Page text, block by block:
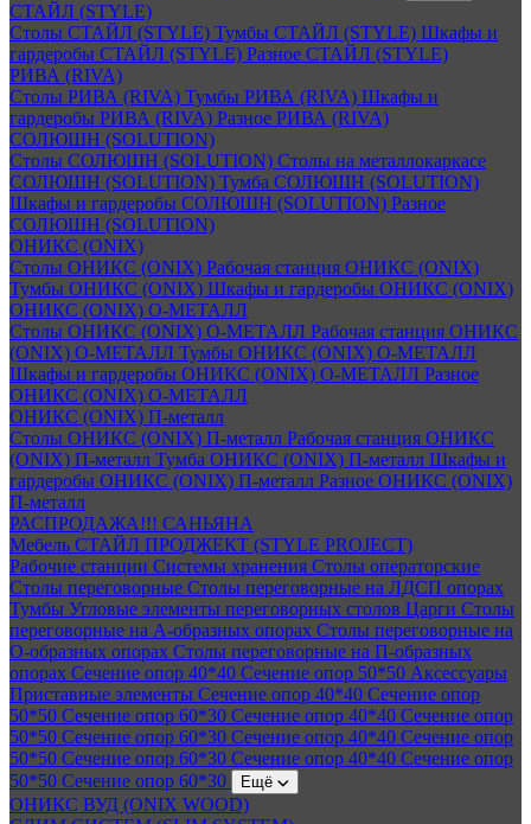
СТАЙЛ (STYLE)
Столы СТАЙЛ (STYLE) Тумбы СТАЙЛ (STYLE) Шкафы и
гардеробы СТАЙЛ (STYLE) Разное СТАЙЛ (STYLE)
РИВА (RIVA)
Столы РИВА (RIVA) Тумбы РИВА (RIVA) Шкафы и
гардеробы РИВА (RIVA) Разное РИВА (RIVA)
СОЛЮШН (SOLUTION)
Столы СОЛЮШН (SOLUTION) Столы на металлокаркасе
СОЛЮШН (SOLUTION) Тумба СОЛЮШН (SOLUTION)
Шкафы и гардеробы СОЛЮШН (SOLUTION) Разное
СОЛЮШН (SOLUTION)
ОНИКС (ONIX)
Столы ОНИКС (ONIX) Рабочая станция ОНИКС (ONIX)
Тумбы ОНИКС (ONIX) Шкафы и гардеробы ОНИКС (ONIX)
ОНИКС (ONIX) O-МЕТАЛЛ
Столы ОНИКС (ONIX) O-МЕТАЛЛ Рабочая станция ОНИКС
(ONIX) O-МЕТАЛЛ Тумбы ОНИКС (ONIX) O-МЕТАЛЛ
Шкафы и гардеробы ОНИКС (ONIX) O-МЕТАЛЛ Разное
ОНИКС (ONIX) O-МЕТАЛЛ
ОНИКС (ONIX) П-металл
Столы ОНИКС (ONIX) П-металл Рабочая станция ОНИКС
(ONIX) П-металл Тумба ОНИКС (ONIX) П-металл Шкафы и
гардеробы ОНИКС (ONIX) П-металл Разное ОНИКС (ONIX)
П-металл
РАСПРОДАЖА!!! САНЬЯНА
Мебель СТАЙЛ ПРОДЖЕКТ (STYLE PROJECT)
Рабочие станции Системы хранения Столы операторские
Столы переговорные Столы переговорные на ЛДСП опорах
Тумбы Угловые элементы переговорных столов Царги Столы
переговорные на А-образных опорах Столы переговорные на
О-образных опорах Столы переговорные на П-образных
опорах Сечение опор 40*40 Сечение опор 50*50 Аксессуары
Приставные элементы Сечение опор 40*40 Сечение опор
50*50 Сечение опор 60*30 Сечение опор 40*40 Сечение опор
50*50 Сечение опор 60*30 Сечение опор 40*40 Сечение опор
50*50 Сечение опор 60*30 Сечение опор 40*40 Сечение опор
50*50 Сечение опор 60*30 Ещё
ОНИКС ВУД (ONIX WOOD)